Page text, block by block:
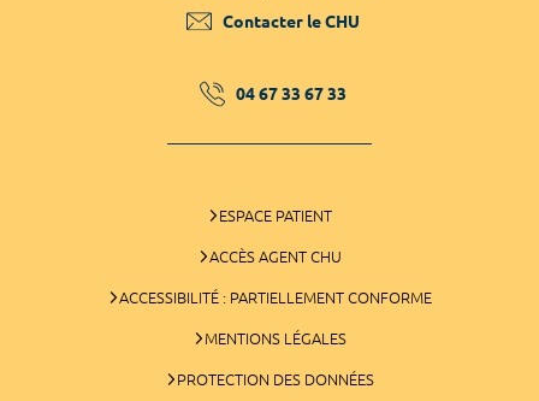
Contacter le CHU
04 67 33 67 33
ESPACE PATIENT
ACCÈS AGENT CHU
ACCESSIBILITÉ : PARTIELLEMENT CONFORME
MENTIONS LÉGALES
PROTECTION DES DONNÉES